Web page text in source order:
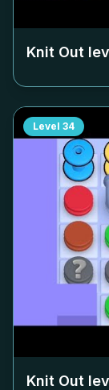
Knit Out
Level 34
Knit Out